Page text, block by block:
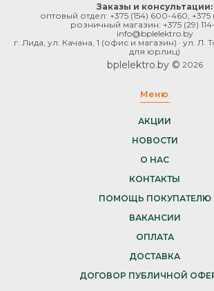
Заказы и консультации:
оптовый отдел: +375 (154) 600-460 +375
розничный магазин: +375 (29)
info@bplelektro.by
г. Лида, ул. Качана, 1 (офис и магазин) · ул. Л.
для юрлиц)
bplelektro.by © 2026
Меню
АКЦИИ
НОВОСТИ
О НАС
КОНТАКТЫ
ПОМОЩЬ ПОКУПАТЕЛЮ
ВАКАНСИИ
ОПЛАТА
ДОСТАВКА
ДОГОВОР ПУБЛИЧНОЙ